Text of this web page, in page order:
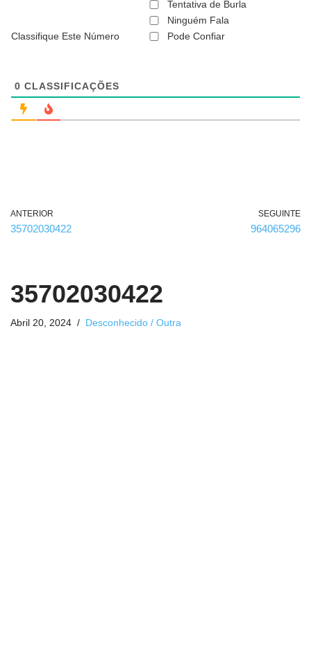
a
ó
Classifique Este Número
Tentativa de Burla
Ninguém Fala
Pode Confiar
0 CLASSIFICAÇÕES
ANTERIOR
35702030422
SEGUINTE
964065296
35702030422
Abril 20, 2024 Desconhecido / Outra